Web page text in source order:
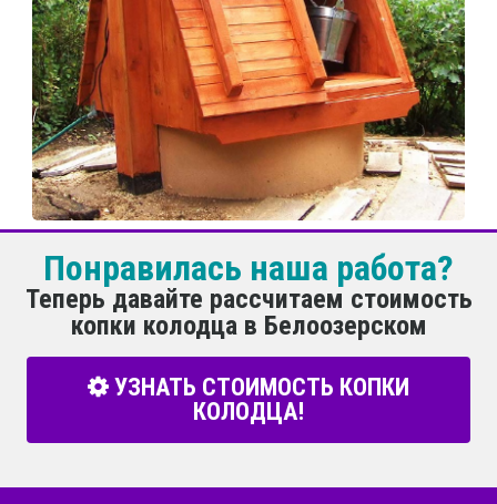
Понравилась наша работа?
Теперь давайте рассчитаем стоимость
копки колодца в Белоозерском
УЗНАТЬ СТОИМОСТЬ КОПКИ
КОЛОДЦА!